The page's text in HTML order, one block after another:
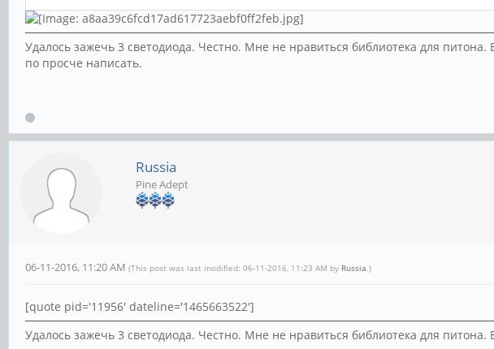
Удалось зажечь 3 светодиода. Честно. Мне не нравиться библиотека для
по просче написать.
Russia
Pine Adept
06-11-2016, 11:20 AM (This post was last modified: 06-11-2016, 11:23 AM by Russia.)
[quote pid='11956' dateline='1465663522']
Удалось зажечь 3 светодиода. Честно. Мне не нравиться библиотека для